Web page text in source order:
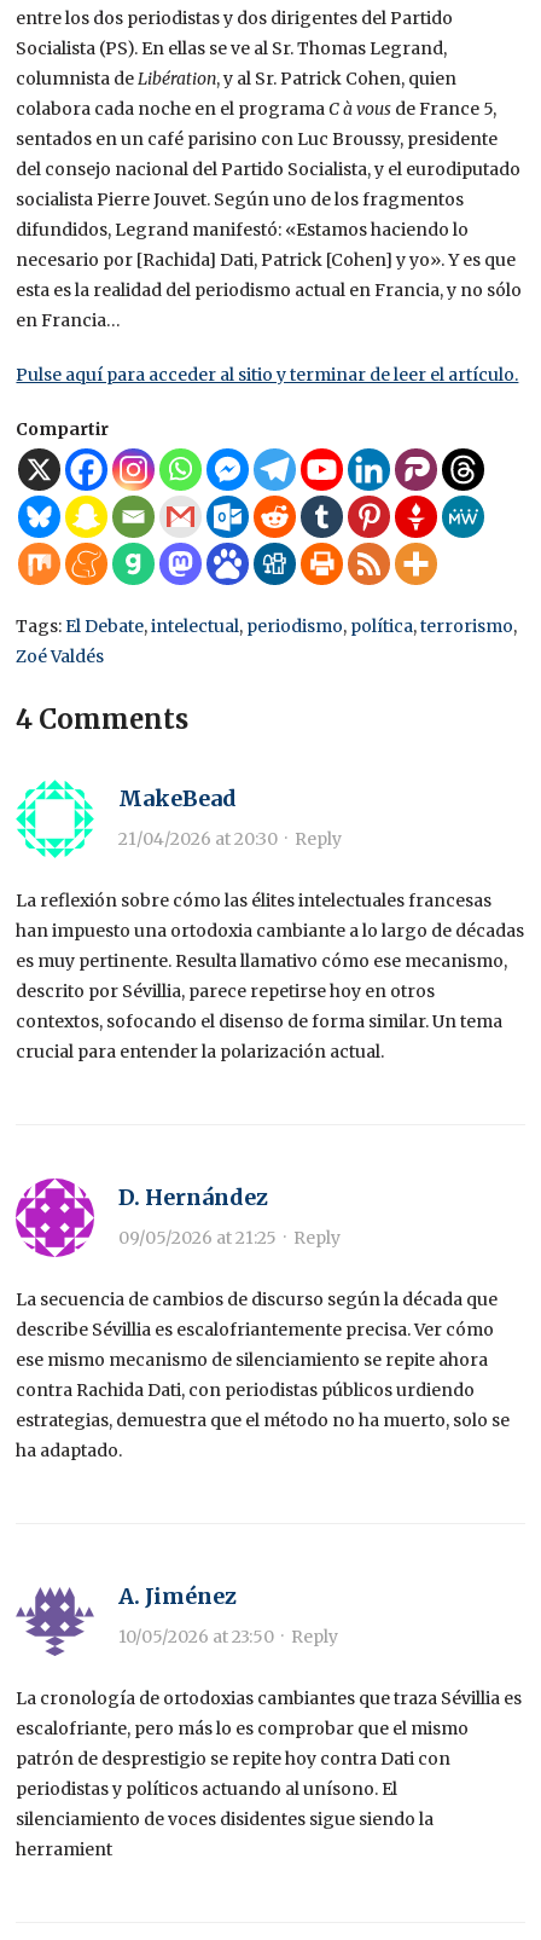
entre los dos periodistas y dos dirigentes del Partido
Socialista (PS). En ellas se ve al Sr. Thomas Legrand,
columnista deLibération, y al Sr. Patrick Cohen, quien
colabora cada noche en el programaC à vous de France 5,
sentados en un café parisino con Luc Broussy, presidente
del consejo nacional del Partido Socialista, y el eurodiputado
socialista Pierre Jouvet. Según uno de los fragmentos
difundidos, Legrand manifestó: «Estamos haciendo lo
necesario por [Rachida] Dati, Patrick [Cohen] y yo». Y es que
esta es la realidad del periodismo actual en Francia, y no sólo
en Francia…
Pulse aquí para acceder al sitio y terminar de leer el artículo.
Compartir
Tags:El Debate,intelectual, periodismo, política,terrorismo,
Zoé Valdés
4 Comments
MakeBead
21/04/2026 at 20:30 · Reply
La reflexión sobre cómo las élites intelectuales francesas
han impuesto una ortodoxia cambiante a lo largo de décadas
es muy pertinente. Resulta llamativo cómo ese mecanismo,
descrito por Sévillia, parece repetirse hoy en otros
contextos, sofocando el disenso de forma similar. Un tema
crucial para entender la polarización actual.
D. Hernández
09/05/2026 at 21:25 · Reply
La secuencia de cambios de discurso según la década que
describe Sévillia es escalofriantemente precisa. Ver cómo
ese mismo mecanismo de silenciamiento se repite ahora
contra Rachida Dati, con periodistas públicos urdiendo
estrategias, demuestra que el método no ha muerto, solo se
ha adaptado.
A. Jiménez
10/05/2026 at 23:50 · Reply
La cronología de ortodoxias cambiantes que traza Sévillia es
escalofriante, pero más lo es comprobar que el mismo
patrón de desprestigio se repite hoy contra Dati con
periodistas y políticos actuando al unísono. El
silenciamiento de voces disidentes sigue siendo la
herramient